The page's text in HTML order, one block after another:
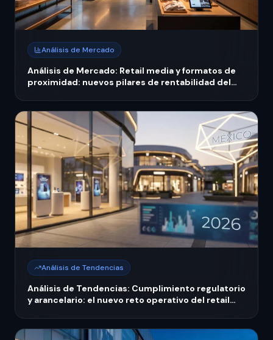
Análisis de Mercado
Análisis de Mercado: Retail media y formatos de
proximidad: nuevos pilares de rentabilidad del
Análisis de Tendencias
Análisis de Tendencias: Cumplimiento regulatorio
y arancelario: el nuevo reto operativo del retail